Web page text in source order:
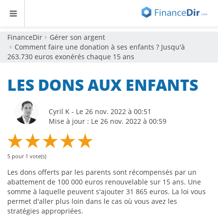
FinanceDir
Gérer son argent
Comment faire une donation à ses enfants ? Jusqu'à
263.730 euros exonérés chaque 15 ans
LES DONS AUX ENFANTS
Cyril K - Le 26 nov. 2022 à 00:51
Mise à jour : Le 26 nov. 2022 à 00:59
5 pour 1 vote(s)
Les dons offerts par les parents sont récompensés par un
abattement de 100 000 euros renouvelable sur 15 ans. Une
somme à laquelle peuvent s'ajouter 31 865 euros. La loi vous
permet d'aller plus loin dans le cas où vous avez les
stratégies appropriées.